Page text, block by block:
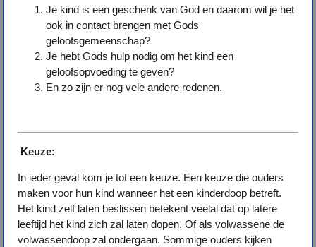
Je kind is een geschenk van God en daarom wil je het
ook in contact brengen met Gods
geloofsgemeenschap?
Je hebt Gods hulp nodig om het kind een
geloofsopvoeding te geven?
En zo zijn er nog vele andere redenen.
Keuze:
In ieder geval kom je tot een keuze. Een keuze die ouders
maken voor hun kind wanneer het een kinderdoop betreft.
Het kind zelf laten beslissen betekent veelal dat op latere
leeftijd het kind zich zal laten dopen. Of als volwassene de
volwassendoop zal ondergaan. Sommige ouders kijken